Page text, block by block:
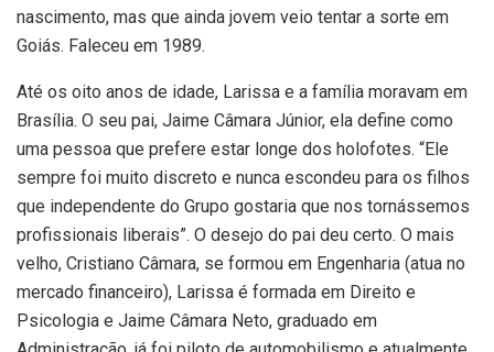
nascimento, mas que ainda jovem veio tentar a sorte em
Goiás. Faleceu em 1989.
Até os oito anos de idade, Larissa e a família moravam em
Brasília. O seu pai, Jaime Câmara Júnior, ela define como
uma pessoa que prefere estar longe dos holofotes. “Ele
sempre foi muito discreto e nunca escondeu para os filhos
que independente do Grupo gostaria que nos tornássemos
profissionais liberais”. O desejo do pai deu certo. O mais
velho, Cristiano Câmara, se formou em Engenharia (atua no
mercado financeiro), Larissa é formada em Direito e
Psicologia e Jaime Câmara Neto, graduado em